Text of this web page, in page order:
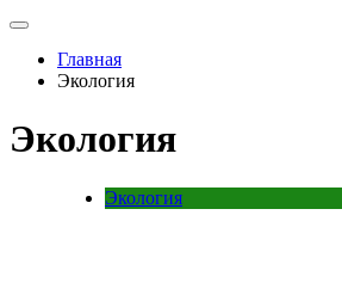
Главная
Экология
Экология
Экология